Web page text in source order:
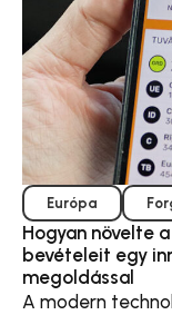
Európa
Hogyan növelte
bevételeit egy
megoldással
A modern